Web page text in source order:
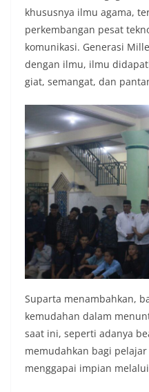
khususnya ilmu agama,
perkembangan pesat
komunikasi. Generasi
dengan ilmu, ilmu
giat, semangat, dan
Suparta menambahkan,
kemudahan dalam
saat ini, seperti adanya
memudahkan bagi
menggapai impian